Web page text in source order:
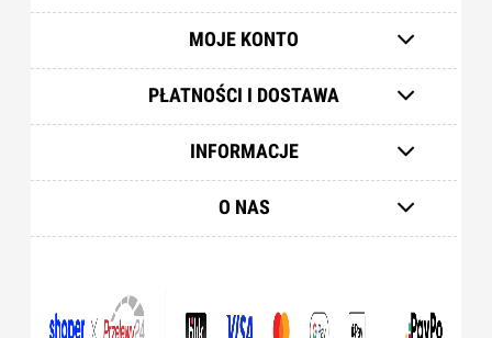
MOJE KONTO
PŁATNOŚCI I DOSTAWA
INFORMACJE
O NAS